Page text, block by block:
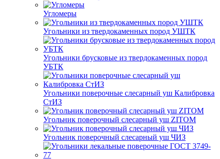
Угломеры
Угольники из твердокаменных пород УШТК
Угольники брусковые из твердокаменных пород
УБТК
Угольники поверочные слесарный уш Калибровка
СтИЗ
Угольник поверочный слесарный уш ZITOM
Угольник поверочный слесарный уш ЧИЗ